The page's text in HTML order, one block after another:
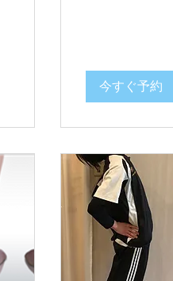
今すぐ予約